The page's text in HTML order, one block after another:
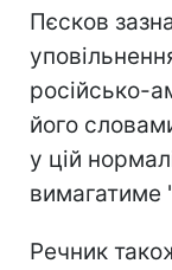
Пєсков
російсько-
його
у цій
вимагатиме
Речник